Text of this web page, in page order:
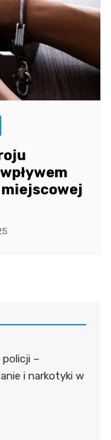
policji –
i narkotyki w